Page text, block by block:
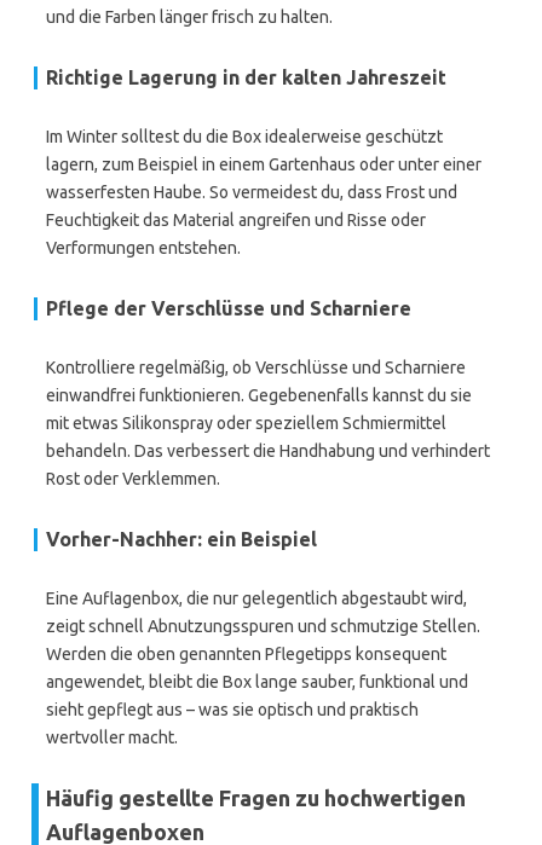
und die Farben länger frisch zu halten.
Richtige Lagerung in der kalten Jahreszeit
Im Winter solltest du die Box idealerweise geschützt
lagern, zum Beispiel in einem Gartenhaus oder unter einer
wasserfesten Haube. So vermeidest du, dass Frost und
Feuchtigkeit das Material angreifen und Risse oder
Verformungen entstehen.
Pflege der Verschlüsse und Scharniere
Kontrolliere regelmäßig, ob Verschlüsse und Scharniere
einwandfrei funktionieren. Gegebenenfalls kannst du sie
mit etwas Silikonspray oder speziellem Schmiermittel
behandeln. Das verbessert die Handhabung und verhindert
Rost oder Verklemmen.
Vorher-Nachher: ein Beispiel
Eine Auflagenbox, die nur gelegentlich abgestaubt wird,
zeigt schnell Abnutzungsspuren und schmutzige Stellen.
Werden die oben genannten Pflegetipps konsequent
angewendet, bleibt die Box lange sauber, funktional und
sieht gepflegt aus – was sie optisch und praktisch
wertvoller macht.
Häufig gestellte Fragen zu hochwertigen
Auflagenboxen